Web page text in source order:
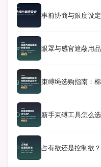
事前协商与限度设
眼罩与感官遮蔽用
束缚绳选购指南：
新手束缚工具怎么
占有欲还是控制欲